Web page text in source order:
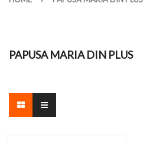
PAPUSA MARIA DIN PLUS